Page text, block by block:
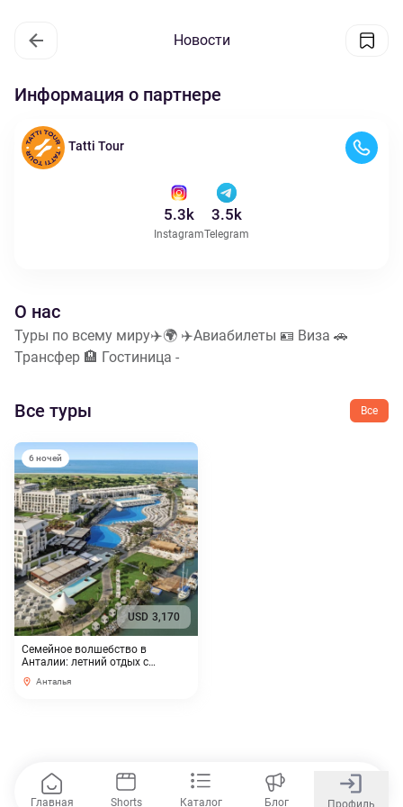
Новости
Информация о партнере
Tatti Tour
5.3k
Instagram
3.5k
Telegram
О нас
Туры по всему миру✈️🌍 ✈️Авиабилеты 🪪 Виза 🚗
Трансфер 🏨 Гостиница -
Все туры Все
USD 3,170
6 ночей
Семейное волшебство в
Анталии: летний отдых с
эксклюзивной скидкой
Анталья
Главная Shorts Каталог Блог Профиль